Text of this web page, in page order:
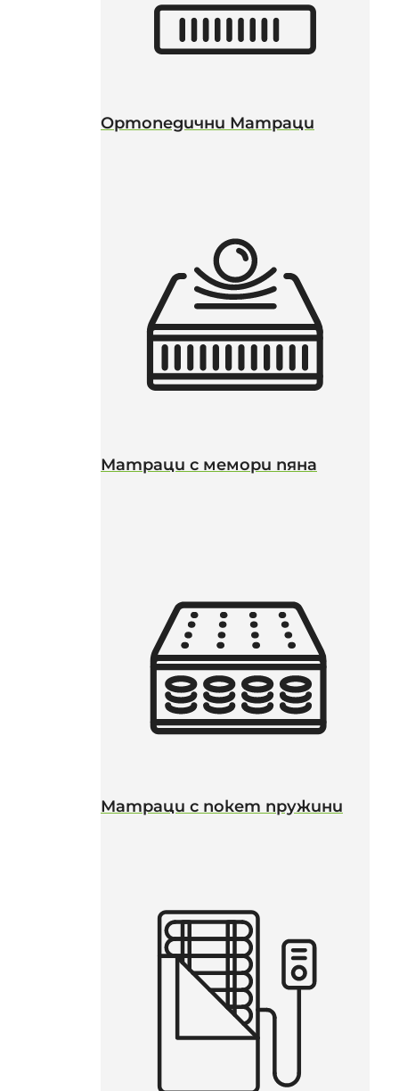
Ортопедични Матраци
Матраци с мемори пяна
Матраци с покет пружини